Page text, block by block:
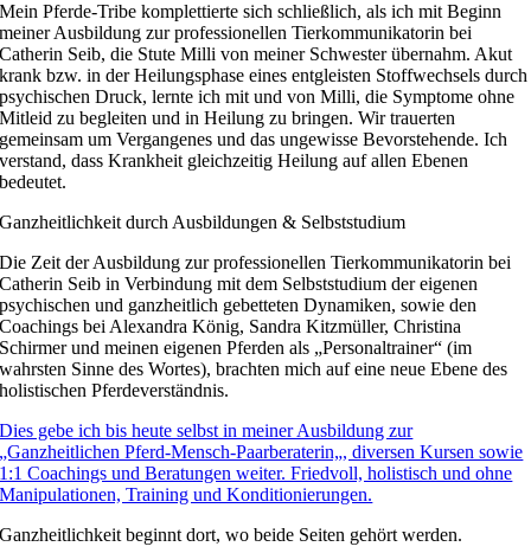
Mein Pferde-Tribe komplettierte sich schließlich, als ich mit Beginn
meiner Ausbildung zur professionellen Tierkommunikatorin bei
Catherin Seib, die Stute Milli von meiner Schwester übernahm. Akut
krank bzw. in der Heilungsphase eines entgleisten Stoffwechsels durch
psychischen Druck, lernte ich mit und von Milli, die Symptome ohne
Mitleid zu begleiten und in Heilung zu bringen. Wir trauerten
gemeinsam um Vergangenes und das ungewisse Bevorstehende. Ich
verstand, dass Krankheit gleichzeitig Heilung auf allen Ebenen
bedeutet.
Ganzheitlichkeit durch Ausbildungen & Selbststudium
Die Zeit der Ausbildung zur professionellen Tierkommunikatorin bei
Catherin Seib in Verbindung mit dem Selbststudium der eigenen
psychischen und ganzheitlich gebetteten Dynamiken, sowie den
Coachings bei Alexandra König, Sandra Kitzmüller, Christina
Schirmer und meinen eigenen Pferden als „Personaltrainer“ (im
wahrsten Sinne des Wortes), brachten mich auf eine neue Ebene des
holistischen Pferdeverständnis.
Dies gebe ich bis heute selbst in meiner Ausbildung zur
„Ganzheitlichen Pferd-Mensch-Paarberaterin„, diversen Kursen sowie
1:1 Coachings und Beratungen weiter. Friedvoll, holistisch und ohne
Manipulationen, Training und Konditionierungen.
Ganzheitlichkeit beginnt dort, wo beide Seiten gehört werden.